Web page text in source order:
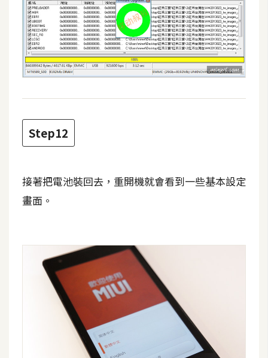
Step12
接著把電池裝回去，重開機就會看到一些基本設定
畫面。